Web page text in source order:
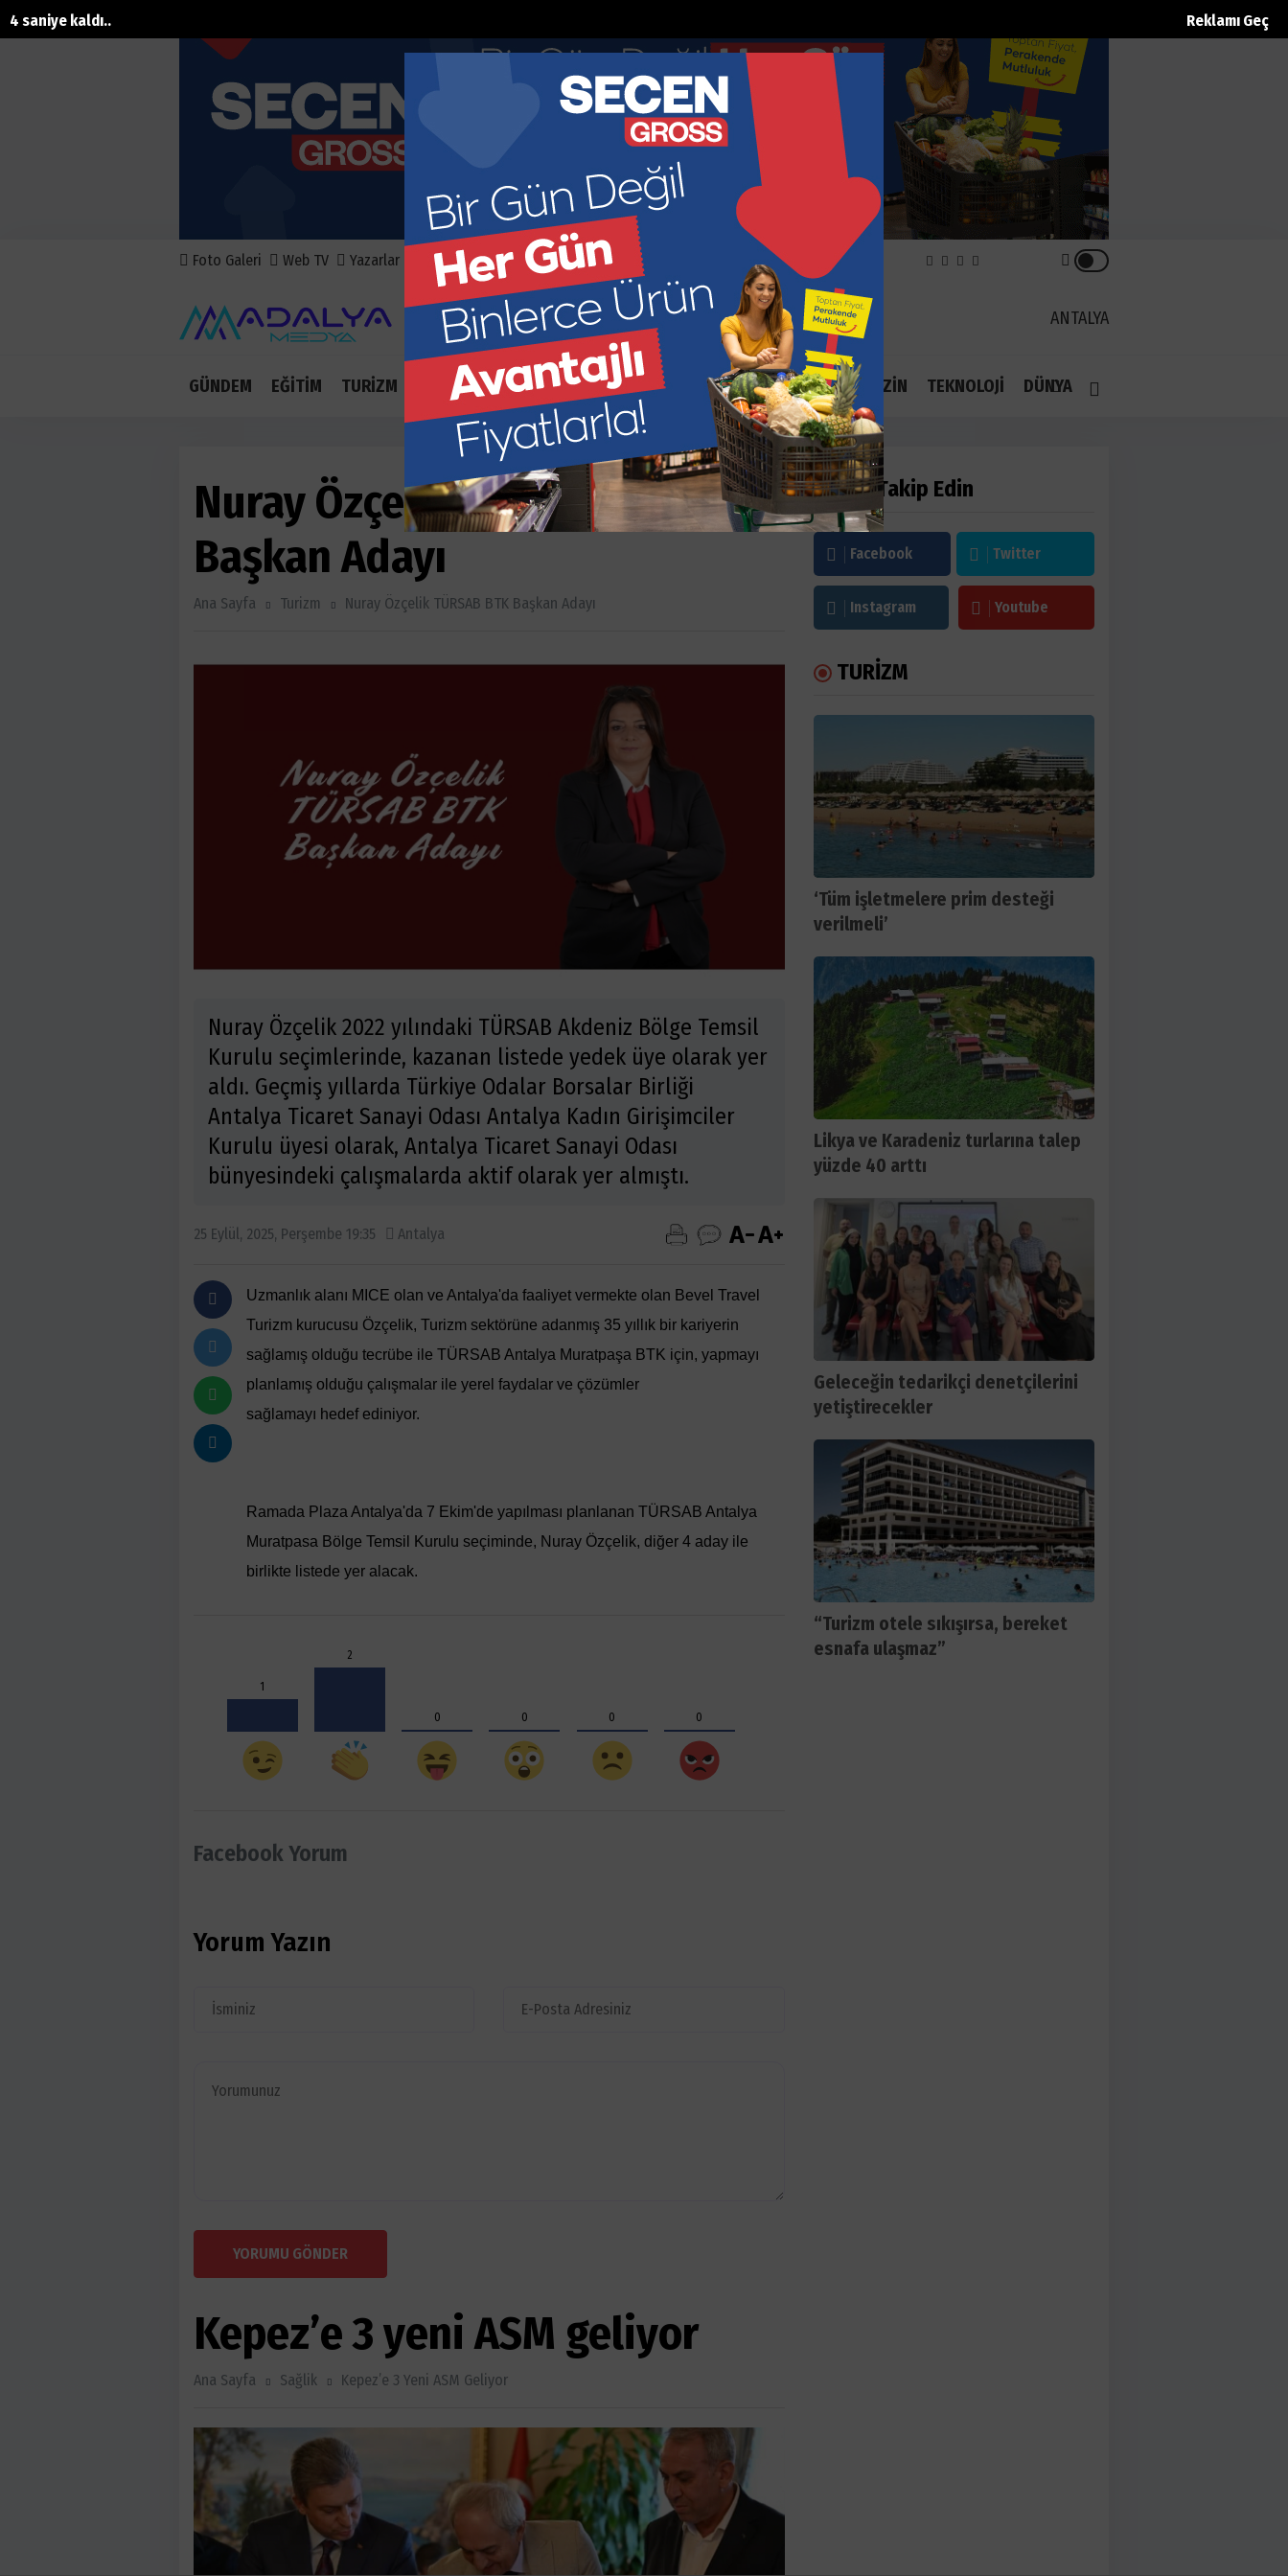
Reklamı Geç
3 saniye kaldı..
Foto Galeri Web TV Yazarlar Anketler Nöbetçi Eczaneler
DOLAR
44.895
EURO
52.8913
GR ALTIN
6966.2
ÇEYREK
4491.1
ANTALYA
GÜNDEM EĞİTİM TURİZM EKONOMİ KÜLTÜR SANAT SAĞLIK SPOR SİYASET MAGAZİN TEKNOLOJİ DÜNYA
Nuray Özçelik TÜRSAB BTK
Başkan Adayı
Ana Sayfa Turizm Nuray Özçelik TÜRSAB BTK Başkan Adayı
Nuray Özçelik 2022 yılındaki TÜRSAB Akdeniz Bölge Temsil
Kurulu seçimlerinde, kazanan listede yedek üye olarak yer
aldı. Geçmiş yıllarda Türkiye Odalar Borsalar Birliği
Antalya Ticaret Sanayi Odası Antalya Kadın Girişimciler
Kurulu üyesi olarak, Antalya Ticaret Sanayi Odası
bünyesindeki çalışmalarda aktif olarak yer almıştı.
25 Eylül, 2025, Perşembe 19:35 Antalya
Uzmanlık alanı MICE olan ve Antalya'da faaliyet vermekte olan Bevel Travel
Turizm kurucusu Özçelik, Turizm sektörüne adanmış 35 yıllık bir kariyerin
sağlamış olduğu tecrübe ile TÜRSAB Antalya Muratpaşa BTK için, yapmayı
planlamış olduğu çalışmalar ile yerel faydalar ve çözümler
sağlamayı hedef ediniyor.
Ramada Plaza Antalya'da 7 Ekim'de yapılması planlanan TÜRSAB Antalya
Muratpasa Bölge Temsil Kurulu seçiminde, Nuray Özçelik, diğer 4 aday ile
birlikte listede yer alacak.
1
2
0 0 0 0
Facebook Yorum
Yorum Yazın
YORUMU GÖNDER
Kepez’e 3 yeni ASM geliyor
Ana Sayfa Sağlik Kepez’e 3 Yeni ASM Geliyor
Bizi Takip Edin
Facebook Twitter
Instagram Youtube
TURİZM
‘Tüm işletmelere prim desteği
verilmeli’
Likya ve Karadeniz turlarına talep
yüzde 40 arttı
Geleceğin tedarikçi denetçilerini
yetiştirecekler
“Turizm otele sıkışırsa, bereket
esnafa ulaşmaz”